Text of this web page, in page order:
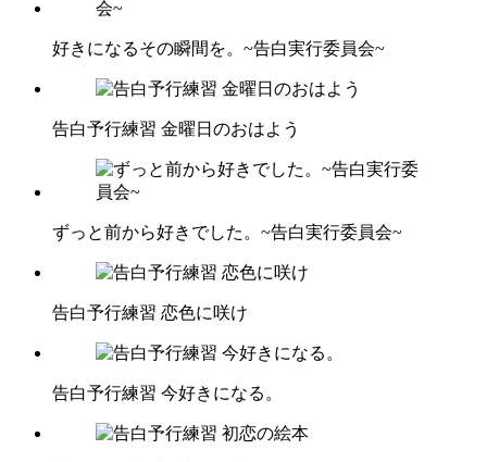
好きになるその瞬間を。~告白実行委員会~
告白予行練習 金曜日のおはよう
ずっと前から好きでした。~告白実行委員会~
告白予行練習 恋色に咲け
告白予行練習 今好きになる。